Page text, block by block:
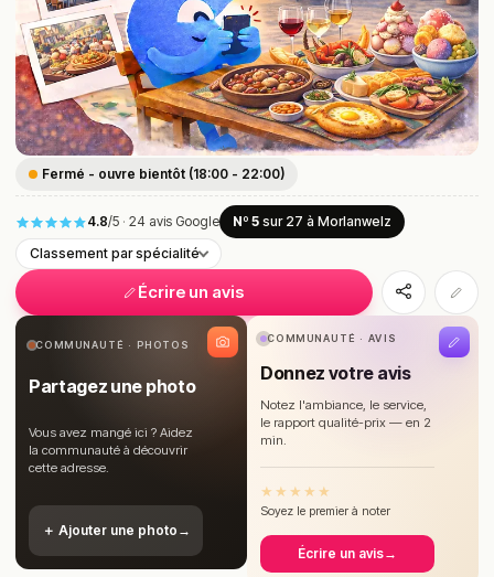
Fermé - ouvre bientôt (18:00 - 22:00)
4.8/5 · 24 avis Google Nº 5 sur 27 à Morlanwelz
Classement par spécialité
Écrire un avis
COMMUNAUTÉ · PHOTOS
Partagez une photo
Vous avez mangé ici ? Aidez
la communauté à découvrir
cette adresse.
＋ Ajouter une photo →
COMMUNAUTÉ · AVIS
Donnez votre avis
Notez l'ambiance, le service,
le rapport qualité-prix — en 2
min.
★ ★ ★ ★ ★
Soyez le premier à noter
Écrire un avis→